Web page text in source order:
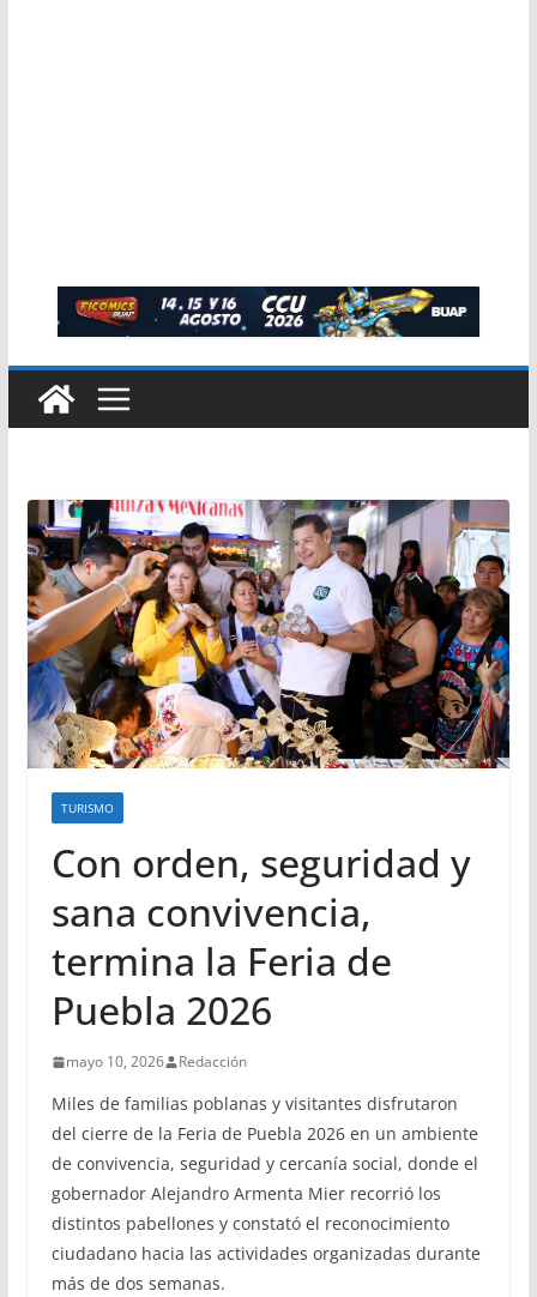
TURISMO
Con orden, seguridad y
sana convivencia,
termina la Feria de
Puebla 2026
mayo 10, 2026 Redacción
Miles de familias poblanas y visitantes disfrutaron
del cierre de la Feria de Puebla 2026 en un ambiente
de convivencia, seguridad y cercanía social, donde el
gobernador Alejandro Armenta Mier recorrió los
distintos pabellones y constató el reconocimiento
ciudadano hacia las actividades organizadas durante
más de dos semanas.